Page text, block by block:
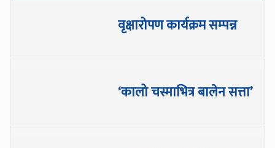
वृक्षारोपण कार्यक्रम सम्पन्न
‘कालो चस्माभित्र बालेन सत्ता’